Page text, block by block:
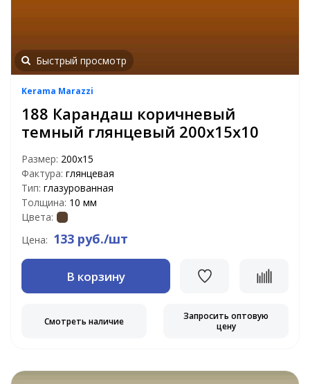
Быстрый просмотр
Kerama Marazzi
188 Карандаш коричневый
темный глянцевый 200х15х10
Размер: 200х15
Фактура: глянцевая
Тип: глазурованная
Толщина: 10 мм
Цвета:
Цена: 133 руб./шт
В корзину
Смотреть наличие
Запросить оптовую
цену